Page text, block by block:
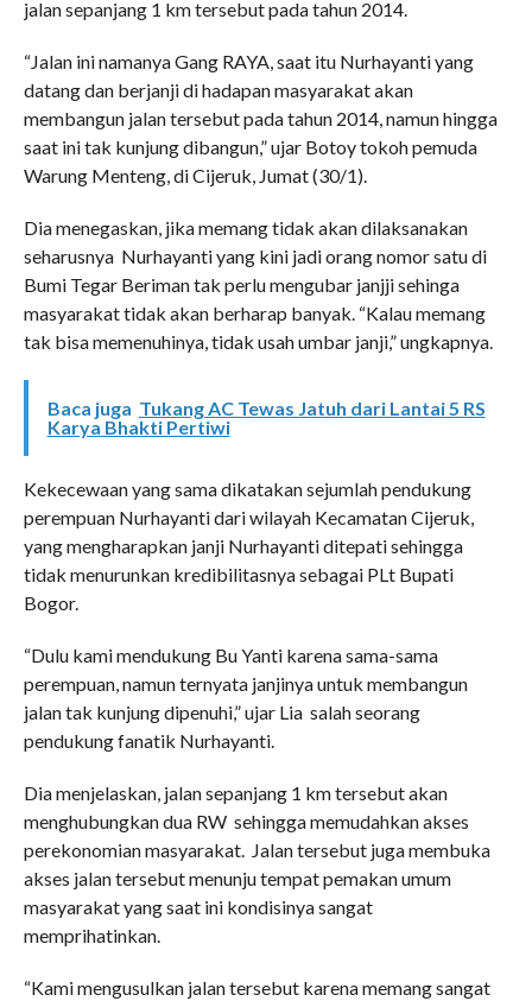
jalan sepanjang 1 km tersebut pada tahun 2014.
“Jalan ini namanya Gang RAYA, saat itu Nurhayanti yang
datang dan berjanji di hadapan masyarakat akan
membangun jalan tersebut pada tahun 2014, namun hingga
saat ini tak kunjung dibangun,” ujar Botoy tokoh pemuda
Warung Menteng, di Cijeruk, Jumat (30/1).
Dia menegaskan, jika memang tidak akan dilaksanakan
seharusnya Nurhayanti yang kini jadi orang nomor satu di
Bumi Tegar Beriman tak perlu mengubar janjji sehinga
masyarakat tidak akan berharap banyak. “Kalau memang
tak bisa memenuhinya, tidak usah umbar janji,” ungkapnya.
Baca juga Tukang AC Tewas Jatuh dari Lantai 5 RS
Karya Bhakti Pertiwi
Kekecewaan yang sama dikatakan sejumlah pendukung
perempuan Nurhayanti dari wilayah Kecamatan Cijeruk,
yang mengharapkan janji Nurhayanti ditepati sehingga
tidak menurunkan kredibilitasnya sebagai PLt Bupati
Bogor.
“Dulu kami mendukung Bu Yanti karena sama-sama
perempuan, namun ternyata janjinya untuk membangun
jalan tak kunjung dipenuhi,” ujar Lia salah seorang
pendukung fanatik Nurhayanti.
Dia menjelaskan, jalan sepanjang 1 km tersebut akan
menghubungkan dua RW sehingga memudahkan akses
perekonomian masyarakat. Jalan tersebut juga membuka
akses jalan tersebut menunju tempat pemakan umum
masyarakat yang saat ini kondisinya sangat
memprihatinkan.
“Kami mengusulkan jalan tersebut karena memang sangat